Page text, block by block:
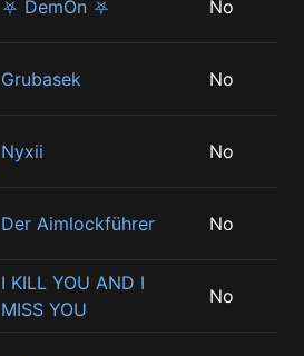
⛧ DemOn ⛧ No
Grubasek No
Nyxii No
Der Aimlockführer󠀡 No
I KILL YOU AND I
MISS YOU
No